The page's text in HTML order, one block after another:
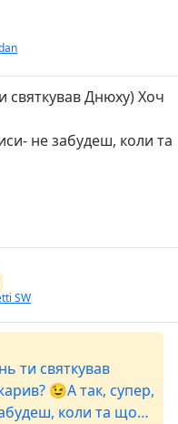
святкував Днюху) Хоч
не забудеш, коли та
SW
ти святкував
😉А так, супер,
коли та що